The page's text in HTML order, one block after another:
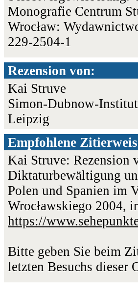
Monografie Centrum
Wrocław:
229-2504-1
Rezension von:
Kai Struve
Simon-Dubnow-
Leipzig
Empfohlene
Kai Struve: Rezension
Diktaturbewältigung
Polen und Spanien im
Wrocławskiego 2004,
https://
Bitte geben Sie beim
letzten Besuchs dieser